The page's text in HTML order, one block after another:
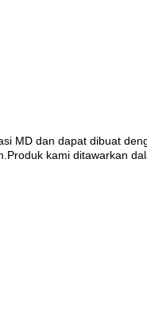
MD dan dapat dibuat
kami ditawarkan